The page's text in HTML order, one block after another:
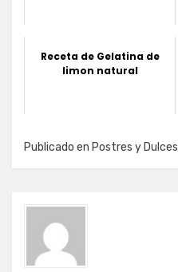
Receta de Gelatina de
limon natural
Publicado en Postres y Dulces